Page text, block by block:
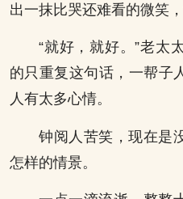
出一抹比哭还难看的微笑
“就好，就好。”老太
的只重复这句话，一帮子
人有太多心情。
钟阅人苦笑，现在是
怎样的情景。